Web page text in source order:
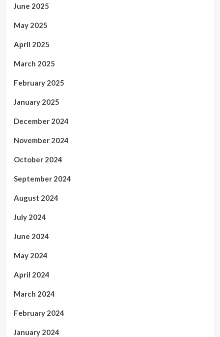
June 2025
May 2025
April 2025
March 2025
February 2025
January 2025
December 2024
November 2024
October 2024
September 2024
August 2024
July 2024
June 2024
May 2024
April 2024
March 2024
February 2024
January 2024